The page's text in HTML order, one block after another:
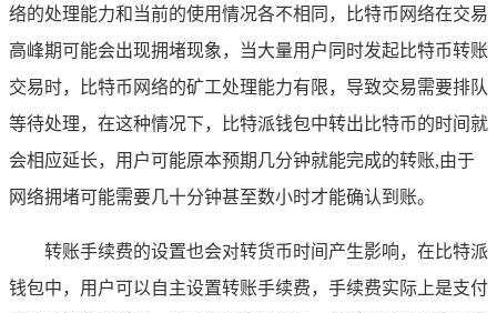
络的处理能力和当前的使用情况各不相同，比特币网络在交易
高峰期可能会出现拥堵现象，当大量用户同时发起比特币转账
交易时，比特币网络的矿工处理能力有限，导致交易需要排队
等待处理，在这种情况下，比特派钱包中转出比特币的时间就
会相应延长，用户可能原本预期几分钟就能完成的转账,由于
网络拥堵可能需要几十分钟甚至数小时才能确认到账。
转账手续费的设置也会对转货币时间产生影响，在比特派
钱包中，用户可以自主设置转账手续费，手续费实际上是支付